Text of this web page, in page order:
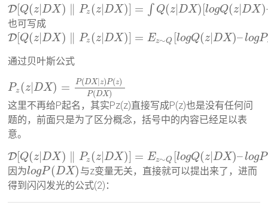
D[Q(z| DX ) ∥ Pz (z| DX )] = ∫ Q(z| DX)[logQ(z| DX)
也可写成
D[Q(z| DX ) ∥ Pz (z| DX )] = Ez∼Q [logQ(z| DX)–logP
通过贝叶斯公式
Pz (z|DX) = P(DX|z)P(z)
P(DX)
这里不再给P起名，其实Pz(z)直接写成P(z)也是没有任何问
题的，前面只是为了区分概念，括号中的内容已经足以表
意。
D[Q(z|DX) ∥ Pz (z|DX)] = Ez∼Q [logQ(z|DX)–logP
因为logP ( DX) 与z变量无关，直接就可以提出来了，进而
得到闪闪发光的公式(2)：